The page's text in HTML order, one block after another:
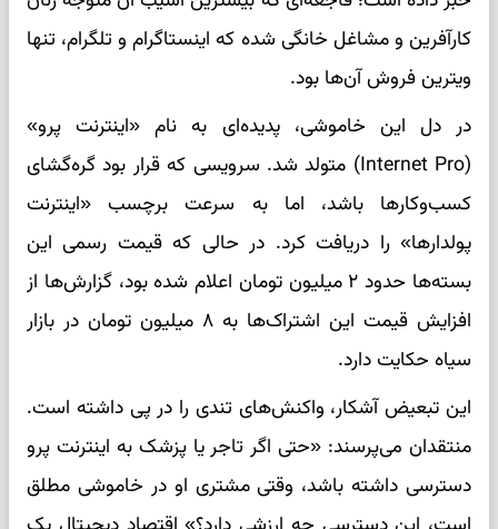
کارآفرین و مشاغل خانگی شده که اینستاگرام و تلگرام، تنها
ویترین فروش آن‌ها بود.
در دل این خاموشی، پدیده‌ای به نام «اینترنت پرو»
(Internet Pro) متولد شد. سرویسی که قرار بود گره‌گشای
کسب‌وکارها باشد، اما به سرعت برچسب «اینترنت
پولدارها» را دریافت کرد. در حالی که قیمت رسمی این
بسته‌ها حدود ۲ میلیون تومان اعلام شده بود، گزارش‌ها از
افزایش قیمت این اشتراک‌ها به ۸ میلیون تومان در بازار
سیاه حکایت دارد.
این تبعیض آشکار، واکنش‌های تندی را در پی داشته است.
منتقدان می‌پرسند: «حتی اگر تاجر یا پزشک به اینترنت پرو
دسترسی داشته باشد، وقتی مشتری او در خاموشی مطلق